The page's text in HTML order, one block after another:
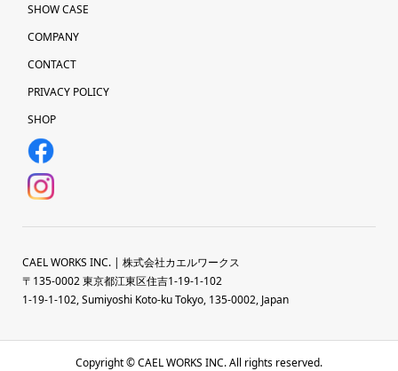
SHOW CASE
COMPANY
CONTACT
PRIVACY POLICY
SHOP
CAEL WORKS INC. | 株式会社カエルワークス
〒135-0002 東京都江東区住吉1-19-1-102
1-19-1-102, Sumiyoshi Koto-ku Tokyo, 135-0002, Japan
Copyright © CAEL WORKS INC. All rights reserved.